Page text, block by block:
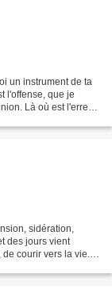
un instrument de ta
l'offense, que je
Là où est l'erreur,
sidération,
des jours vient
courir vers la vie.